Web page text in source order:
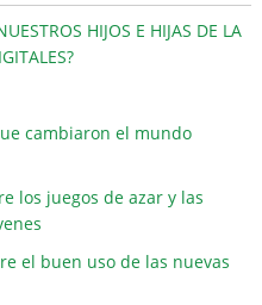
HIJOS E HIJAS DE LA
cambiaron el mundo
los juegos de azar y las
el buen uso de las nuevas